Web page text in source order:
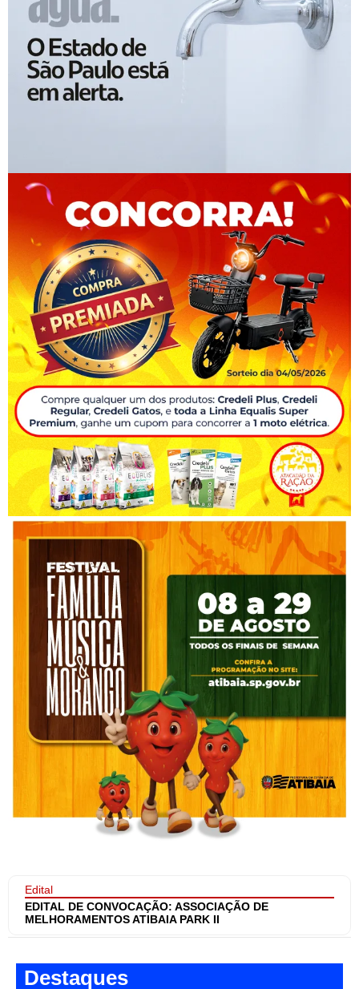
Edital
EDITAL DE CONVOCAÇÃO: ASSOCIAÇÃO DE
MELHORAMENTOS ATIBAIA PARK II
Destaques